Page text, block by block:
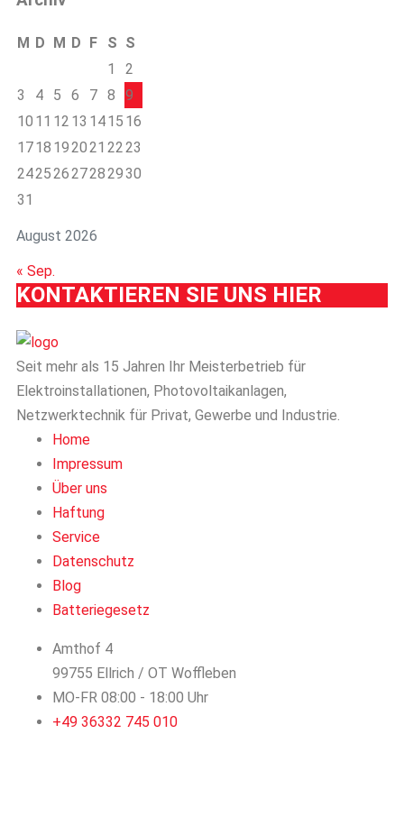
August 2026
M D M D F S S
1
2
3
4 5 6 7 8
9
10 11 12 13 1415 16
1718 19 20 21 22 23
2425 26 2728 2930
31
« Sep.
KONTAKTIEREN SIE UNS HIER
Seit mehr als 15 Jahren Ihr Meisterbetrieb für
Elektroinstallationen, Photovoltaikanlagen,
Netzwerktechnik für Privat, Gewerbe und Industrie.
Home
Impressum
Über uns
Haftung
Service
Datenschutz
Blog
Batteriegesetz
Amthof 4
99755 Ellrich / OT Woffleben
MO-FR 08:00 - 18:00 Uhr
+49 36332 745 010